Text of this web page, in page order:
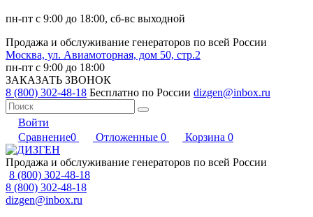
пн-пт с 9:00 до 18:00, сб-вс выходной
Продажа и обслуживание генераторов по всей России
Москва, ул. Авиамоторная, дом 50, стр.2
пн-пт с 9:00 до 18:00
ЗАКАЗАТЬ ЗВОНОК
8 (800) 302-48-18 Бесплатно по России dizgen@inbox.ru
Войти
Сравнение0 Отложенные 0 Корзина 0
Продажа и обслуживание генераторов по всей России
8 (800) 302-48-18
8 (800) 302-48-18
dizgen@inbox.ru